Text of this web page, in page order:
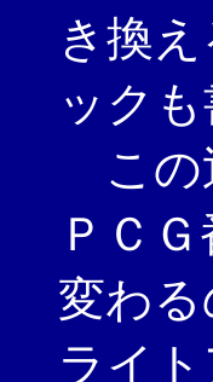
き換
ック
この
ＰＣ
変わ
ライ